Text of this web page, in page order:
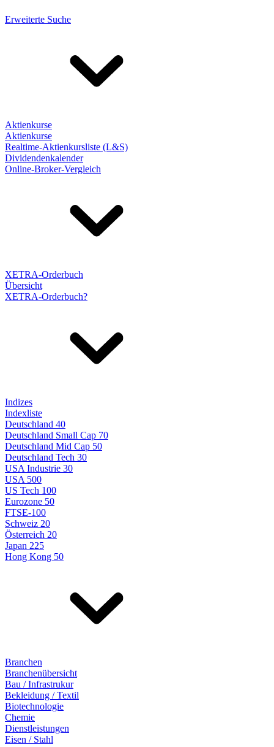
Erweiterte Suche
Aktienkurse
Aktienkurse
Realtime-Aktienkursliste (L&S)
Dividendenkalender
Online-Broker-Vergleich
XETRA-Orderbuch
Übersicht
XETRA-Orderbuch?
Indizes
Indexliste
Deutschland 40
Deutschland Small Cap 70
Deutschland Mid Cap 50
Deutschland Tech 30
USA Industrie 30
USA 500
US Tech 100
Eurozone 50
FTSE-100
Schweiz 20
Österreich 20
Japan 225
Hong Kong 50
Branchen
Branchenübersicht
Bau / Infrastrukur
Bekleidung / Textil
Biotechnologie
Chemie
Dienstleistungen
Eisen / Stahl